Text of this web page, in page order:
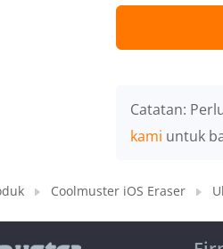
Catatan:
kami untuk
Coolmuster iOS Eraser